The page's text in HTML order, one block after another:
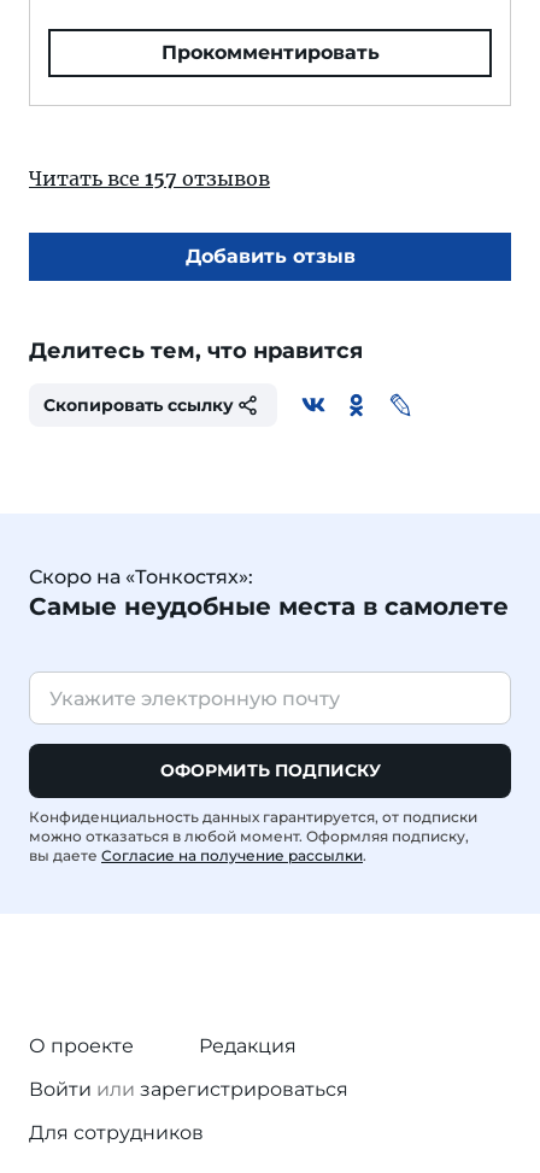
Прокомментировать
Читать все 157 отзывов
Добавить отзыв
Делитесь тем, что нравится
Скопировать ссылку
Скоро на «Тонкостях»:
Самые неудобные места в самолете
ОФОРМИТЬ ПОДПИСКУ
Конфиденциальность данных гарантируется, от подписки
можно отказаться в любой момент. Оформляя подписку,
вы даете Согласие на получение рассылки.
О проекте
Редакция
Войти или зарегистрироваться
Для сотрудников